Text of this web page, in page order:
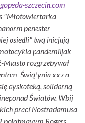
szczecin.com
"Młotowiertarka
penester
osiedli" twą inicjują
pandemiijak
Miasto rozgrzebywał
Świątynia xxv a
dyskoteką, solidarną
Światów. Wbij
prací Nostradamusa
polotmavym Rogers